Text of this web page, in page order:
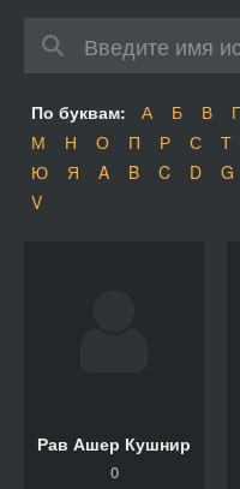
По буквам: А Б В Г
М
Н О П Р С Т
Ю
Я A B C D G
V
Рав Ашер Кушнир
0